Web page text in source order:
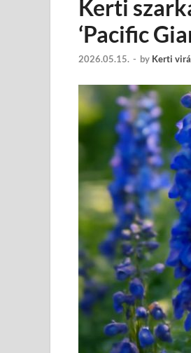
Kerti
‘Pacific
2026.05.15. - by Kerti